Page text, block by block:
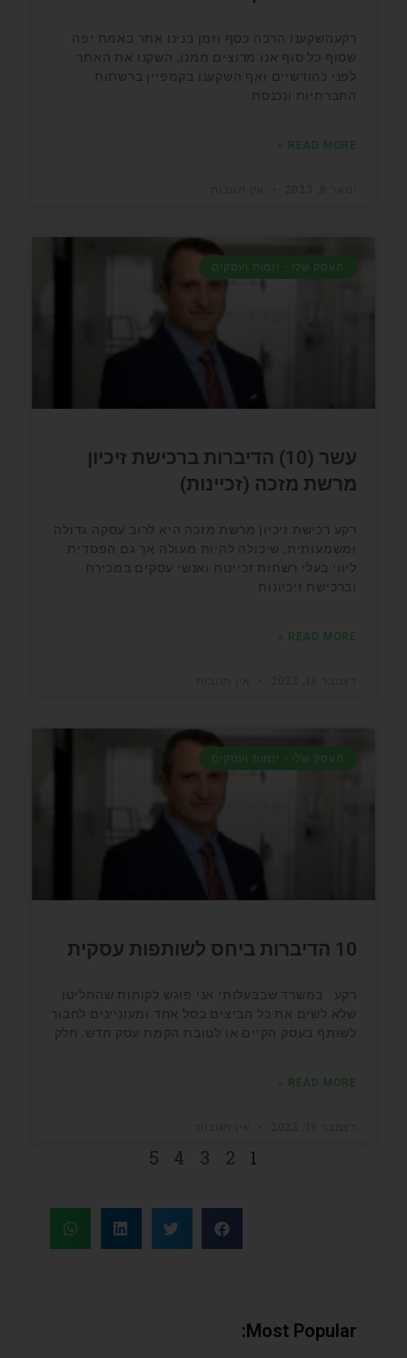
רקעהשקענו הרבה כסף וזמן בנינו אתר באמת יפה
שסוף כל סוף אנו מרוצים ממנו, השקנו את האתר
לפני כחודשיים ואף השקענו בקמפיין ברשתות
החברתיות ונכנסת
READ MORE »
העסק שלי - יזמות ועסקים
עשר (10) הדיברות ברכישת זיכיון
מרשת מזכה (זכיינות)
רקע רכישת זיכיון מרשת מזכה היא לרוב עסקה גדולה
ומשמעותית, שיכולה להיות מעולה אך גם הפסדית.
ליווי בעלי רשתות זכיינות ואנשי עסקים במכירת
וברכישת זיכיונות
READ MORE »
העסק שלי - יזמות ועסקים
10 הדיברות ביחס לשותפות עסקית
רקע במשרד שבבעלותי אני פוגש לקוחות שהחליטו
שלא לשים את כל הביצים בסל אחד ומעוניינים לחבור
לשותף בעסק הקיים או לטובת הקמת עסק חדש. חלק
READ MORE »
1
2
3
4
5
Most Popular: